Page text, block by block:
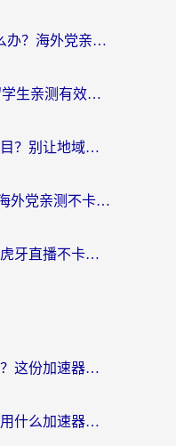
12123在境外不能登录怎么办？海外党亲测有效的回国加速方案
海外如何看CBA直播？留学生亲测有效的体育赛事观看指南
在国外怎么看咪咕视频节目？别让地域限制挡住你的追剧自由
在国外怎么用全民K歌？海外党亲测不卡顿的回国加速秘籍
海外党必看：国外怎么在虎牙直播不卡顿？附腾讯视频网易云音乐解决方案
在欧洲打街头篮球总卡顿？这份加速器选择指南帮你解决延迟难题
反恐精英：全球攻势海外用什么加速器登录？海外党国服游戏畅玩指南